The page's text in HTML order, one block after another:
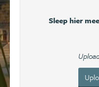
Sleep hier